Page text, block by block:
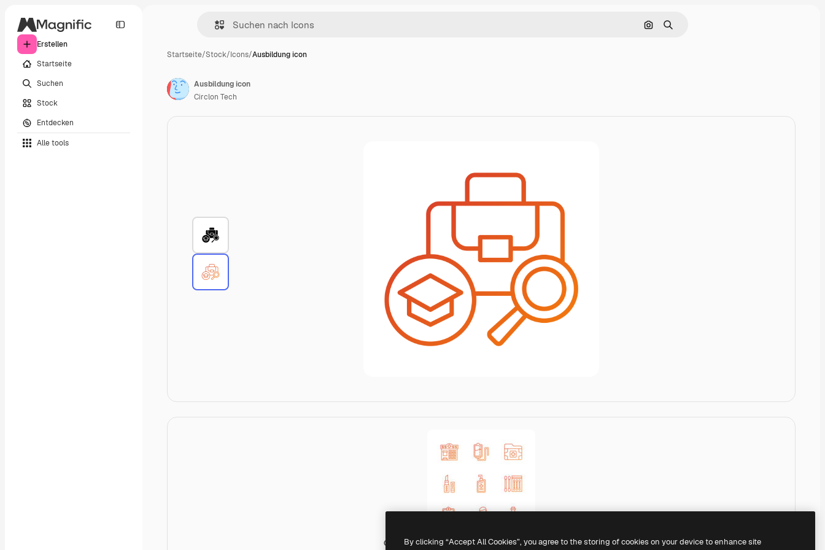
Erstellen
Startseite
Suchen
Stock
Entdecken
Alle tools
Nach Bild suchen
Suchen
Startseite/Stock/Icons/Ausbildung icon
Generic gradient outline
Ausbildung icon
Circlon Tech
By clicking “Accept All Cookies”, you agree to the storing of cookies on your device to enhance site